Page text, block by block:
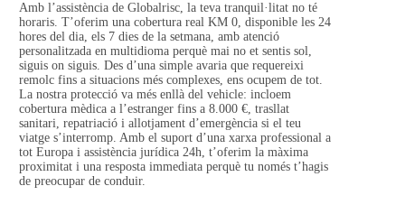
Amb l’assistència de Globalrisc, la teva tranquil·litat no té
horaris. T’oferim una cobertura real KM 0, disponible les 24
hores del dia, els 7 dies de la setmana, amb atenció
personalitzada en multidioma perquè mai no et sentis sol,
siguis on siguis. Des d’una simple avaria que requereixi
remolc fins a situacions més complexes, ens ocupem de tot.
La nostra protecció va més enllà del vehicle: incloem
cobertura mèdica a l’estranger fins a 8.000 €, trasllat
sanitari, repatriació i allotjament d’emergència si el teu
viatge s’interromp. Amb el suport d’una xarxa professional a
tot Europa i assistència jurídica 24h, t’oferim la màxima
proximitat i una resposta immediata perquè tu només t’hagis
de preocupar de conduir.